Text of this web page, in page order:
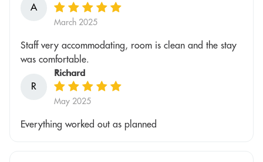
A
March 2025
Staff very accommodating, room is clean and the stay
was comfortable.
R
Richard
May 2025
Everything worked out as planned